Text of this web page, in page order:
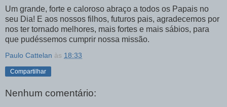
Um grande, forte e caloroso abraço a todos os Papais no
seu Dia! E aos nossos filhos, futuros pais, agradecemos por
nos ter tornado melhores, mais fortes e mais sábios, para
que pudéssemos cumprir nossa missão.
Paulo Cattelan às 18:33
Compartilhar
Nenhum comentário: